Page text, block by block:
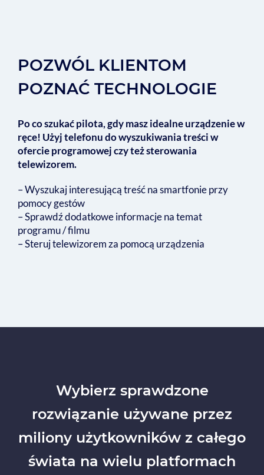
POZWÓL KLIENTOM
POZNAĆ TECHNOLOGIE
Po co szukać pilota, gdy masz idealne urządzenie w
ręce! Użyj telefonu do wyszukiwania treści w
ofercie programowej czy też sterowania
telewizorem.
– Wyszukaj interesującą treść na smartfonie przy
pomocy gestów
– Sprawdź dodatkowe informacje na temat
programu / filmu
– Steruj telewizorem za pomocą urządzenia
Wybierz sprawdzone
rozwiązanie używane przez
miliony użytkowników z całego
świata na wielu platformach